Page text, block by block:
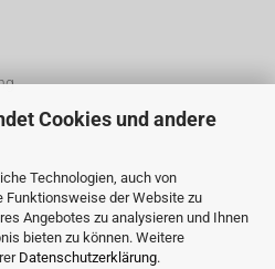
Cookies und andere
Technologien, auch von
Funktionsweise der Website zu
Angebotes zu analysieren und Ihnen
bieten zu können. Weitere
Datenschutzerklärung.